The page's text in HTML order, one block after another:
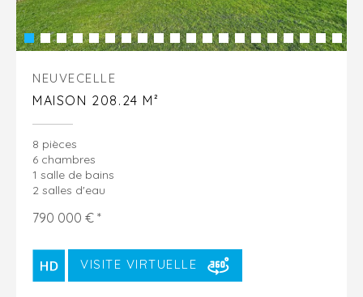
NEUVECELLE
MAISON 208.24 M²
8 pièces
6 chambres
1 salle de bains
2 salles d'eau
790 000 € *
VISITE VIRTUELLE